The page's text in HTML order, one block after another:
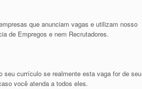
que anunciam vagas e utilizam nosso
de Empregos e nem Recrutadores.
currículo se realmente esta vaga for de seu
você atenda a todos eles.